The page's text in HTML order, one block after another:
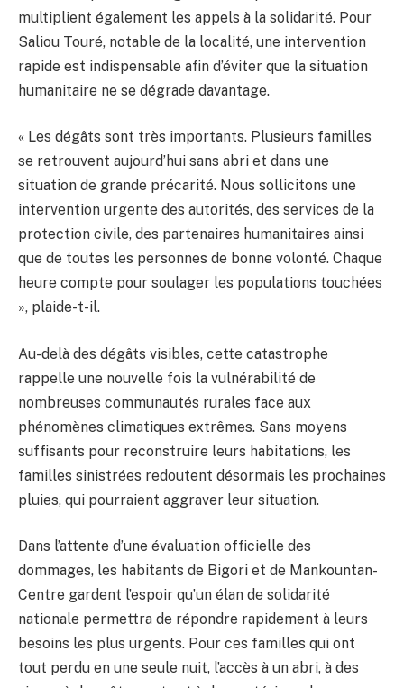
multiplient également les appels à la solidarité. Pour
Saliou Touré, notable de la localité, une intervention
rapide est indispensable afin d’éviter que la situation
humanitaire ne se dégrade davantage.
« Les dégâts sont très importants. Plusieurs familles
se retrouvent aujourd’hui sans abri et dans une
situation de grande précarité. Nous sollicitons une
intervention urgente des autorités, des services de la
protection civile, des partenaires humanitaires ainsi
que de toutes les personnes de bonne volonté. Chaque
heure compte pour soulager les populations touchées
», plaide-t-il.
Au-delà des dégâts visibles, cette catastrophe
rappelle une nouvelle fois la vulnérabilité de
nombreuses communautés rurales face aux
phénomènes climatiques extrêmes. Sans moyens
suffisants pour reconstruire leurs habitations, les
familles sinistrées redoutent désormais les prochaines
pluies, qui pourraient aggraver leur situation.
Dans l’attente d’une évaluation officielle des
dommages, les habitants de Bigori et de Mankountan-
Centre gardent l’espoir qu’un élan de solidarité
nationale permettra de répondre rapidement à leurs
besoins les plus urgents. Pour ces familles qui ont
tout perdu en une seule nuit, l’accès à un abri, à des